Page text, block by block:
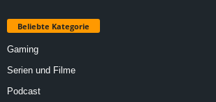
Beliebte Kategorie
Gaming
Serien und Filme
Podcast